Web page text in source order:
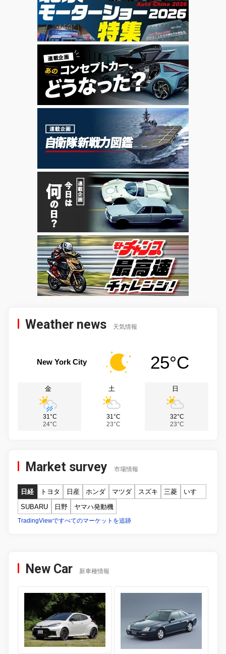
Weather news 天気情報
New York City 25°C
金
31°C
24°C
土
31°C
23°C
日
32°C
23°C
Market survey 市場情報
日経 トヨタ 日産 ホンダ マツダ スズキ 三菱
いすゞ
SUBARU
日野 ヤマハ発動機
TradingViewですべてのマーケットを追跡
New Car 新車種情報